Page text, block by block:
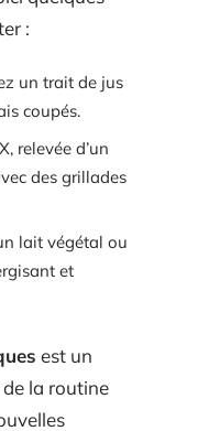
:
un trait de jus
coupés.
relevée d’un
des grillades
lait végétal ou
et
est un
la routine